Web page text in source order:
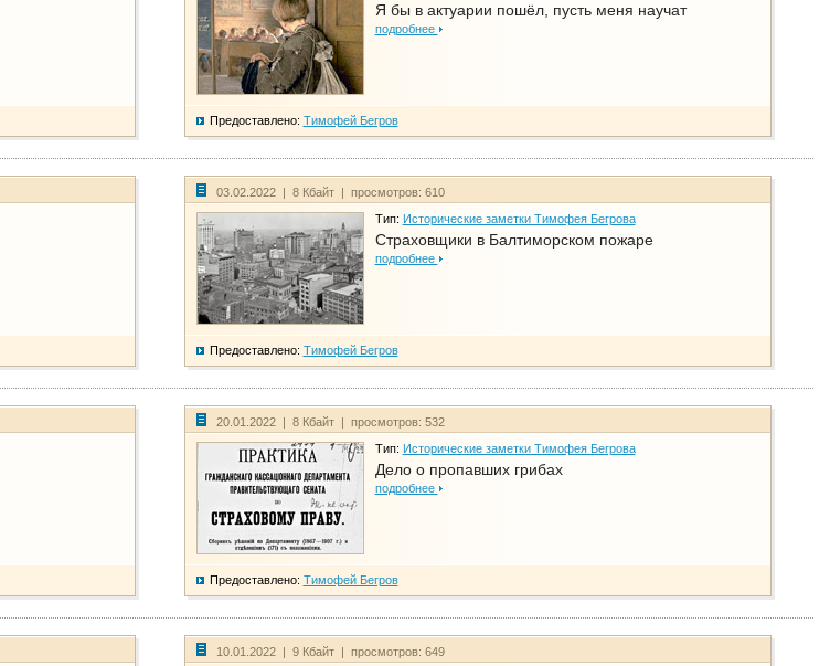
Я бы в актуарии пошёл, пусть меня научат
подробнее
Предоставлено: Тимофей Бегров
03.02.2022 | 8 Кбайт | просмотров: 610
Тип: Исторические заметки Тимофея Бегрова
Страховщики в Балтиморском пожаре
подробнее
Предоставлено: Тимофей Бегров
20.01.2022 | 8 Кбайт | просмотров: 532
Тип: Исторические заметки Тимофея Бегрова
Дело о пропавших грибах
подробнее
Предоставлено: Тимофей Бегров
10.01.2022 | 9 Кбайт | просмотров: 649